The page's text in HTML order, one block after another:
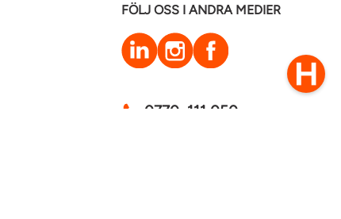
FÖLJ OSS I ANDRA MEDIER
LinkedInInstagramFacebook
0770–111 050